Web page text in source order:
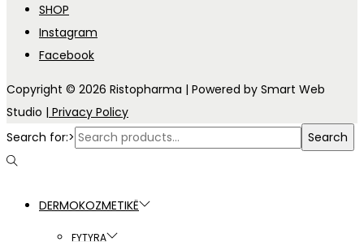
SHOP
Instagram
Facebook
Copyright © 2026 Ristopharma | Powered by Smart Web
Studio | Privacy Policy
Search for:>
Search
DERMOKOZMETIKË
FYTYRA